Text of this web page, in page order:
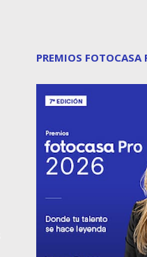
PREMIOS FOTOCASA